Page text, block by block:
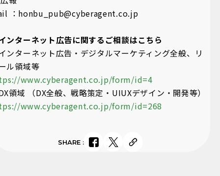
：honbu_pub@cyberagent.co.jp
ンターネット広告に関するご相談はこちら
ンターネット広告・デジタルマーケティング全般、リ
ル領域等
www.cyberagent.co.jp/form/id=4
領域 （DX全般、戦略策定・UIUXデザイン・開発等）
www.cyberagent.co.jp/form/id=268
SHARE: